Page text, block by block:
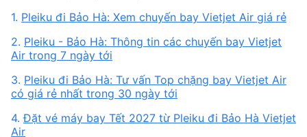
1. Pleiku đi Bảo Hà: Xem chuyến bay Vietjet Air giá rẻ
2. Pleiku - Bảo Hà: Thông tin các chuyến bay Vietjet
Air trong 7 ngày tới
3. Pleiku đi Bảo Hà: Tư vấn Top chặng bay Vietjet Air
có giá rẻ nhất trong 30 ngày tới
4.Đặt vé máy bay Tết 2027 từ Pleiku đi Bảo Hà Vietjet
Air